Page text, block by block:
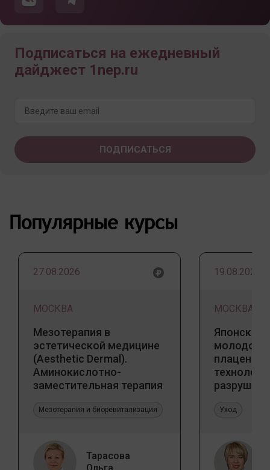
Подписаться на ежедневный
дайджест 1nep.ru
Популярные курсы
27.08.2026
МОСКВА
Мезотерапия в
эстетической медицине
(Aesthetic Dermal).
Аминокислотно-
заместительная терапия
Мезотерапия и биоревитализация
Тарасова
Ольга
19.08.2026
МОСКВА
Японский
Уход